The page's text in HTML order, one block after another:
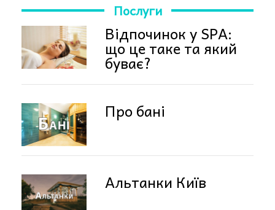
Послуги
Відпочинок у SPA:
що це таке та який
буває?
Про бані
Альтанки Київ